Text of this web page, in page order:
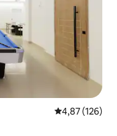
Gemiddelde
4,87 (126)